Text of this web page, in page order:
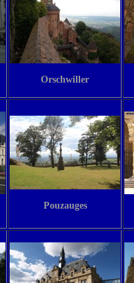
Orschwiller
Pouzauges